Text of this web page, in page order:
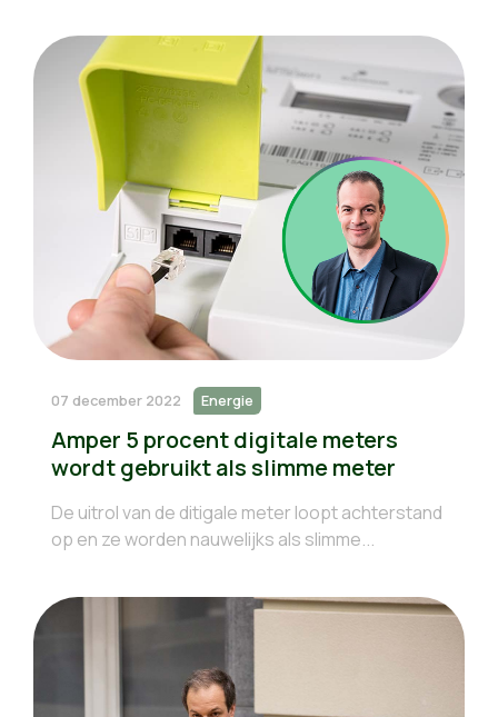
07 december 2022 Energie
Amper 5 procent digitale meters
wordt gebruikt als slimme meter
De uitrol van de ditigale meter loopt achterstand
op en ze worden nauwelijks als slimme...